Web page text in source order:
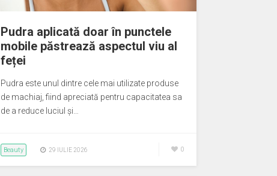
Pudra aplicată doar în punctele
mobile păstrează aspectul viu al
feței
Pudra este unul dintre cele mai utilizate produse
de machiaj, fiind apreciată pentru capacitatea sa
de a reduce luciul și…
Beauty 29 IULIE 2026 0